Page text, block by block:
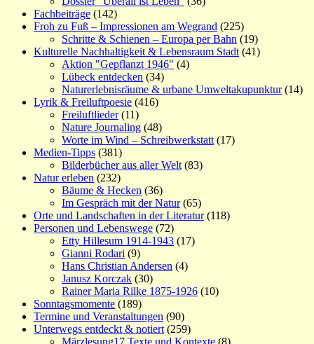
Fachbeiträge (142)
Froh zu Fuß – Impressionen am Wegrand (225)
Schritte & Schienen – Europa per Bahn (19)
Kulturelle Nachhaltigkeit & Lebensraum Stadt (41)
Aktion "Gepflanzt 1946" (4)
Lübeck entdecken (34)
Naturerlebnisräume & urbane Umweltakupunktur(14)
Lyrik & Freiluftpoesie (416)
Freiluftlieder(11)
Nature Journaling (48)
Worte im Wind – Schreibwerkstatt (17)
Medien-Tipps (381)
Bilderbücher aus aller Welt (83)
Natur erleben (232)
Bäume & Hecken (36)
Im Gespräch mit der Natur(65)
Orte und Landschaften in der Literatur(118)
Personen und Lebenswege (72)
Etty Hillesum 1914-1943 (17)
Gianni Rodari (9)
Hans Christian Andersen (4)
Janusz Korczak (30)
Rainer Maria Rilke 1875-1926 (10)
Sonntagsmomente (189)
Termine und Veranstaltungen (90)
Unterwegs entdeckt & notiert (259)